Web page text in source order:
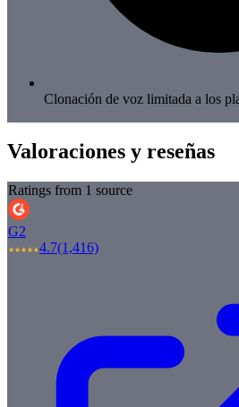
Clonación de voz limitada a los
Valoraciones y reseñas
Ratings from 1 source
G2
4.7(1,416)